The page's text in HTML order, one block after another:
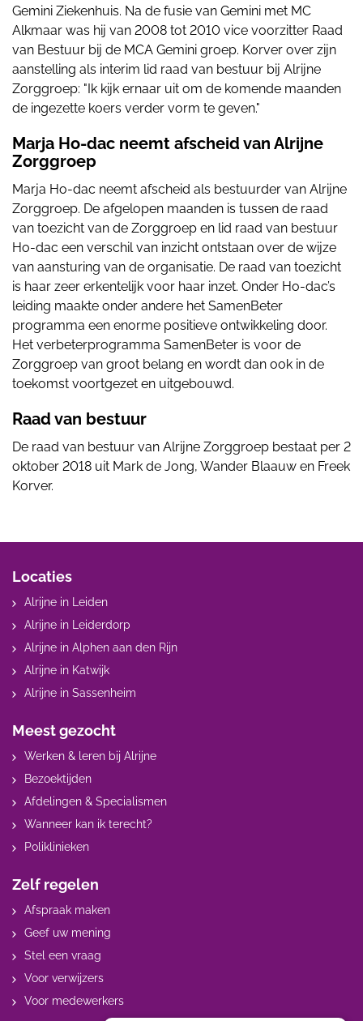
Gemini Ziekenhuis. Na de fusie van Gemini met MC
Alkmaar was hij van 2008 tot 2010 vice voorzitter Raad
van Bestuur bij de MCA Gemini groep. Korver over zijn
aanstelling als interim lid raad van bestuur bij Alrijne
Zorggroep: "Ik kijk ernaar uit om de komende maanden
de ingezette koers verder vorm te geven."
Marja Ho-dac neemt afscheid van Alrijne
Zorggroep
Marja Ho-dac neemt afscheid als bestuurder van Alrijne
Zorggroep. De afgelopen maanden is tussen de raad
van toezicht van de Zorggroep en lid raad van bestuur
Ho-dac een verschil van inzicht ontstaan over de wijze
van aansturing van de organisatie. De raad van toezicht
is haar zeer erkentelijk voor haar inzet. Onder Ho-dac’s
leiding maakte onder andere het SamenBeter
programma een enorme positieve ontwikkeling door.
Het verbeterprogramma SamenBeter is voor de
Zorggroep van groot belang en wordt dan ook in de
toekomst voortgezet en uitgebouwd.
Raad van bestuur
De raad van bestuur van Alrijne Zorggroep bestaat per 2
oktober 2018 uit Mark de Jong, Wander Blaauw en Freek
Korver.
Locaties
Alrijne in Leiden
Alrijne in Leiderdorp
Alrijne in Alphen aan den Rijn
Alrijne in Katwijk
Alrijne in Sassenheim
Meest gezocht
Werken & leren bij Alrijne
Bezoektijden
Afdelingen & Specialismen
Wanneer kan ik terecht?
Poliklinieken
Zelf regelen
Afspraak maken
Geef uw mening
Stel een vraag
Voor verwijzers
Voor medewerkers